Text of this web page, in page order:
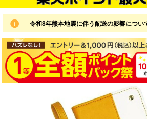
令和8年熊本地震に伴う配送の影響につい